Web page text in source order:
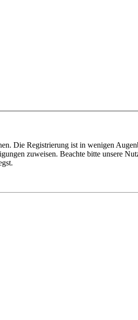
Die Registrierung ist in wenigen
zuweisen. Beachte bitte unsere